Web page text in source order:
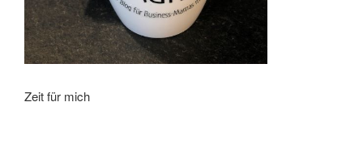
Zeit für mich